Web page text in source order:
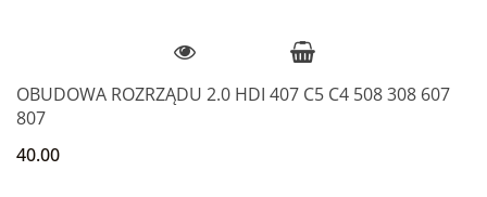
OBUDOWA ROZRZĄDU 2.0 HDI 407 C5 C4 508 308 607
807
40.00